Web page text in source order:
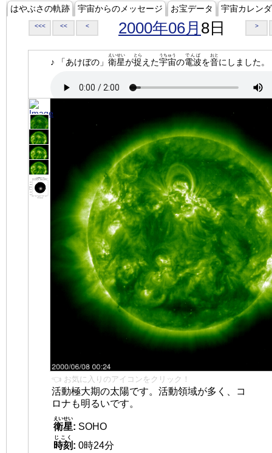
はやぶさの軌跡 宇宙からのメッセージ お宝データ 宇宙カレン
<<< << < 2000年06月 8日 >
♪ 「あけぼの」 衛星
えいせい
が捉
とら
えた宇宙
うちゅう
の電波
でんぱ
を音
おと
にしました。
👈 お気に入りのアイコンをクリック！
活動極大期の太陽です。活動領域が多く、コ
ロナも明るいです。
衛星
えいせい
: SOHO
時刻
じこく
: 0時24分